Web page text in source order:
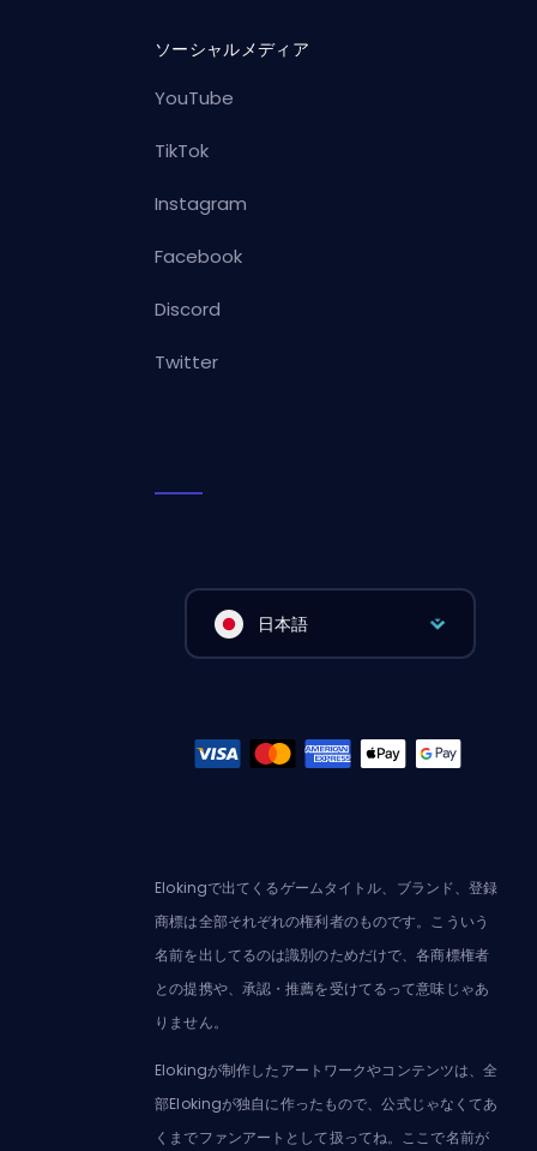
ソーシャルメディア
YouTube
TikTok
Instagram
Facebook
Discord
Twitter
日本語
Elokingで出てくるゲームタイトル、ブランド、登録
商標は全部それぞれの権利者のものです。こういう
名前を出してるのは識別のためだけで、各商標権者
との提携や、承認・推薦を受けてるって意味じゃあ
りません。
Elokingが制作したアートワークやコンテンツは、全
部Elokingが独自に作ったもので、公式じゃなくてあ
くまでファンアートとして扱ってね。ここで名前が